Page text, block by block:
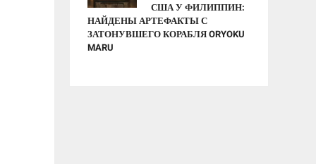
США У ФИЛИППИН:
НАЙДЕНЫ АРТЕФАКТЫ С
ЗАТОНУВШЕГО КОРАБЛЯ ORYOKU
MARU